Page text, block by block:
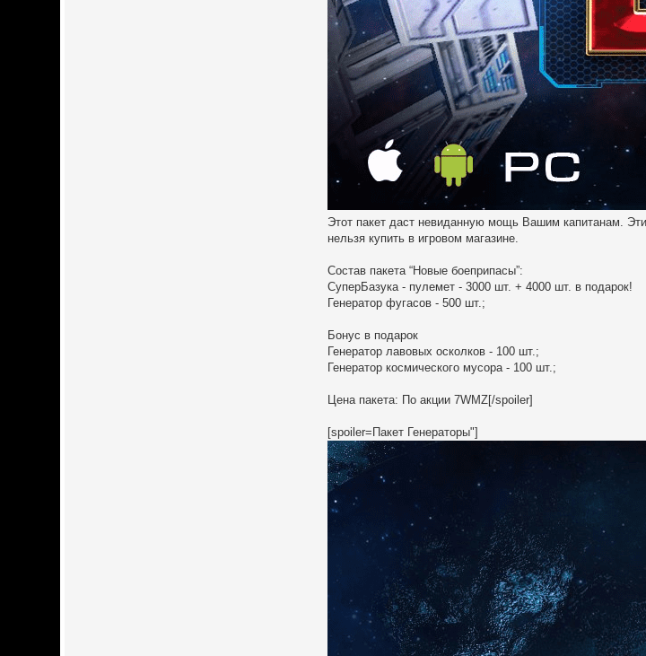
Этот пакет даст невиданную мощь Вашим капитанам.
нельзя купить в игровом магазине.
Состав пакета “Новые боеприпасы”:
СуперБазука - пулемет - 3000 шт. + 4000 шт. в подарок!
Генератор фугасов - 500 шт.;
Бонус в подарок
Генератор лавовых осколков - 100 шт.;
Генератор космического мусора - 100 шт.;
Цена пакета: По акции 7WMZ[/spoiler]
[spoiler=Пакет Генераторы"]